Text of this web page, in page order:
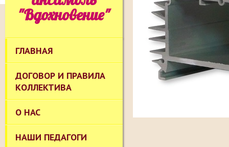
"Вдохновение"
ГЛАВНАЯ
ДОГОВОР И ПРАВИЛА
КОЛЛЕКТИВА
О НАС
НАШИ ПЕДАГОГИ